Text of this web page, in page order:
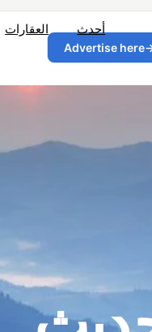
أحدث العقارات